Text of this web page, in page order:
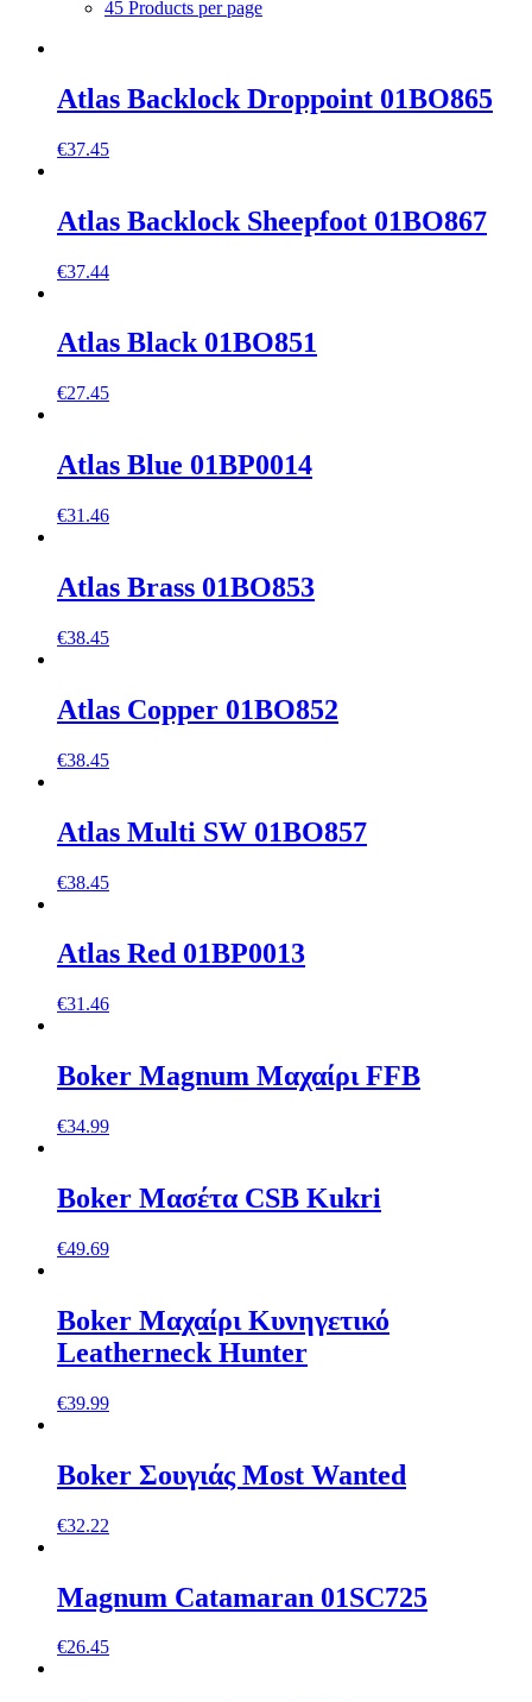
45 Products per page
Atlas Backlock Droppoint 01BO865
€37.45
Atlas Backlock Sheepfoot 01BO867
€37.44
Atlas Black 01BO851
€27.45
Atlas Blue 01BP0014
€31.46
Atlas Brass 01BO853
€38.45
Atlas Copper 01BO852
€38.45
Atlas Multi SW 01BO857
€38.45
Atlas Red 01BP0013
€31.46
Boker Magnum Μαχαίρι FFB
€34.99
Boker Mασέτα CSB Kukri
€49.69
Boker Μαχαίρι Κυνηγετικό
Leatherneck Hunter
€39.99
Boker Σουγιάς Most Wanted
€32.22
Magnum Catamaran 01SC725
€26.45